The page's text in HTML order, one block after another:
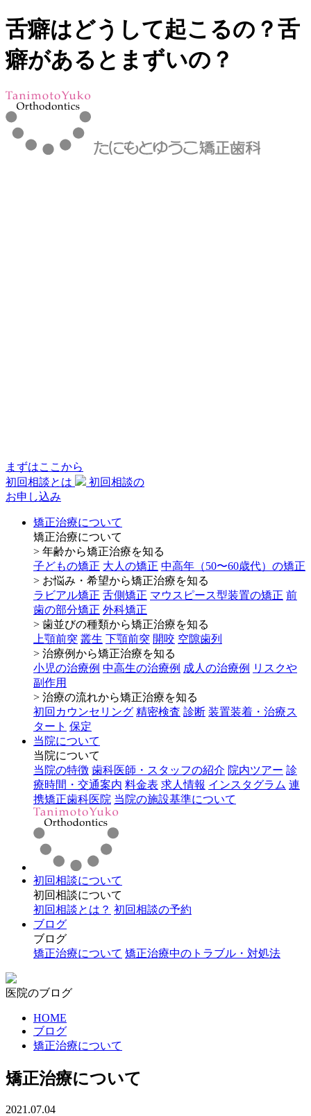
舌癖はどうして起こるの？舌
癖があるとまずいの？
まずはここから
初回相談とは
初回相談の
お申し込み
矯正治療について
矯正治療について
> 年齢から矯正治療を知る
子どもの矯正 大人の矯正 中高年（50〜60歳代）の矯正
> お悩み・希望から矯正治療を知る
ラビアル矯正 舌側矯正 マウスピース型装置の矯正 前
歯の部分矯正 外科矯正
> 歯並びの種類から矯正治療を知る
上顎前突 叢生 下顎前突 開咬 空隙歯列
> 治療例から矯正治療を知る
小児の治療例 中高生の治療例 成人の治療例 リスクや
副作用
> 治療の流れから矯正治療を知る
初回カウンセリング 精密検査 診断 装置装着・治療ス
タート 保定
当院について
当院について
当院の特徴 歯科医師・スタッフの紹介 院内ツアー 診
療時間・交通案内 料金表 求人情報 インスタグラム 連
携矯正歯科医院 当院の施設基準について
初回相談について
初回相談について
初回相談とは？ 初回相談の予約
ブログ
ブログ
矯正治療について 矯正治療中のトラブル・対処法
医院のブログ
HOME
ブログ
矯正治療について
矯正治療について
2021.07.04